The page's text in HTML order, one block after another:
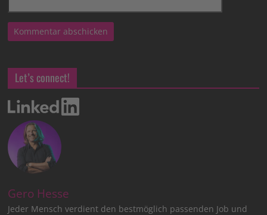
Let’s connect!
Gero Hesse
Jeder Mensch verdient den bestmöglich passenden Job und